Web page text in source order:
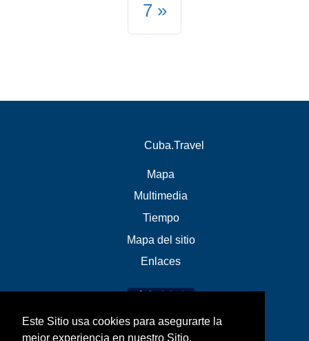
Este Sitio usa cookies para asegurarte la
mejor experiencia en nuestro Sitio.
7
Cuba.Travel
Mapa
Multimedia
Tiempo
Mapa del sitio
Enlaces